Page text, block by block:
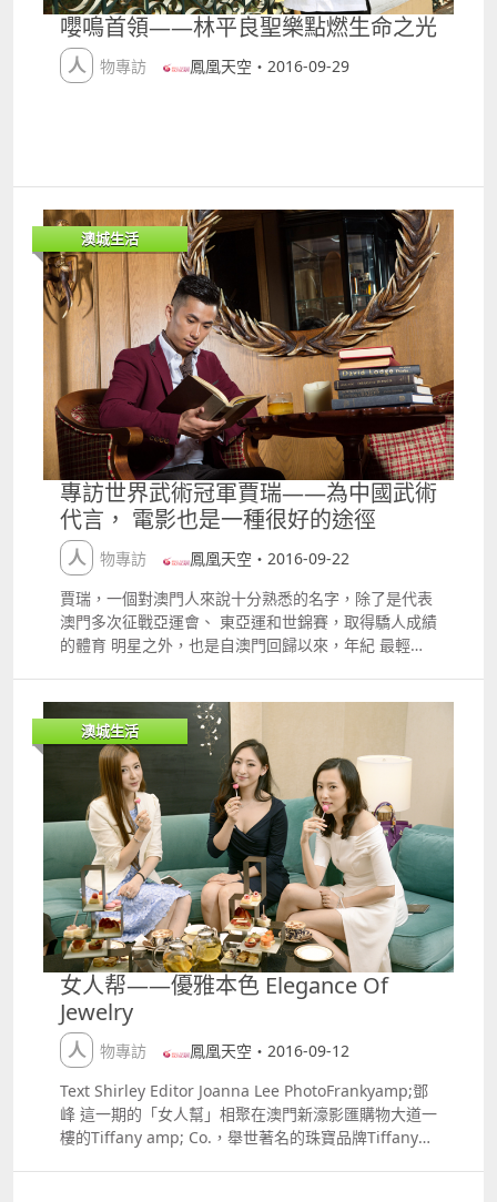
嚶鳴首領——林平良聖樂點燃生命之光
人物專訪 鳳凰天空・2016-09-29
澳城生活
專訪世界武術冠軍賈瑞——為中國武術
代言， 電影也是一種很好的途徑
人物專訪
鳳凰天空・2016-09-22
賈瑞，一個對澳門人來說十分熟悉的名字，除了是代表
澳門多次征戰亞運會、 東亞運和世錦賽，取得驕人成績
的體育 明星之外，也是自澳門回歸以來，年紀 最輕的
武術生涯，亦向大家揭開這位體育明星 退役後的別樣人
生。卸下了武術明星的 光環，賈瑞考慮投身影視界，用
別樣的 形式推廣武術文化。 自小習武天份高 年少有成
勇奪冠 河南開封，小賈瑞正屏息坐在電視機前， 目不
轉睛的盯著畫面中的動畫人物，一邊看 還一邊筆劃，好
似與妖精搏鬥的人是自己。 而在一旁將一切目睹的賈瑞
父母若有所思， 決定為孩子的興趣加把火，隔天小賈瑞
就拜 入了當地武術老師的名下，正式開啟了學武 之
路，小賈瑞對此亦是興奮非常，那時的他 眼中，習了武
術就能像孫悟空一樣，擁有金 剛之軀、三頭六臂，變成
世界上最厲害的人。 一定的天賦和熱情，再加上每日固
定的練武 時間，使他漸漸打牢了了基本功。而愈加癡
迷於武術的他不僅在武術課上勤勉認真，課 後也絲毫不
懈怠的進行鞏固，進步神速。時 間在堅持和專注中總是
飛流而去，一眨眼賈 瑞升入初中，在經過一番考慮之
後，他放棄 了市重點中學，選擇加入開封市武術隊 , 更
是 在此期間在此期間獲得河南省武術錦標賽的 男子全
能冠軍。耀眼的成績讓賈瑞順利的在 二零零一年加入到
河南省武術隊，同時不負 眾望的奪得河南省第九屆運動
澳城生活
女人帮——優雅本色 Elegance Of
Jewelry
人物專訪
鳳凰天空・2016-09-12
Text Shirley Editor Joanna Lee PhotoFrankyamp;鄧
峰 這一期的「女人幫」相聚在澳門新濠影匯購物大道一
樓的Tiffany amp; Co.，舉世著名的珠寶品牌Tiffany